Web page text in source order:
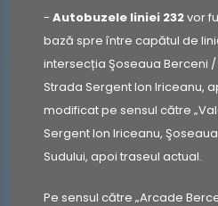
- Autobuzele liniei 232vor
bază spre între capătul de
intersecția Şoseaua Berceni
Strada Sergent Ion Iriceanu,
modificat pe sensul către
Sergent Ion Iriceanu,
Sudului, apoi traseul actual.
Pe sensul către „Arcade